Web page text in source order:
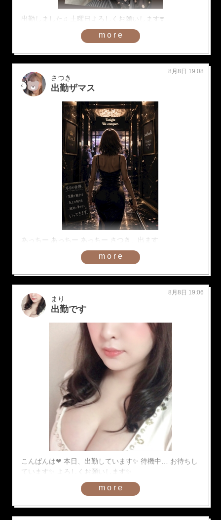
出勤しました♫ 土曜日よろしくお願いします❣️
more
さつき
出勤ザマス
8月8日 19:08
あっちー あっちー あっちー さつき、出ます
more
まり
出勤です
8月8日 19:06
こんばんは❤︎ 本日、出勤しています✨ 待機中… お待ちし
ています✨ よろしくお願いします✨
more